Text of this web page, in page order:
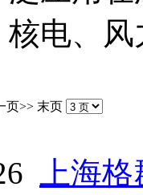
电、
页>> 末页
上海